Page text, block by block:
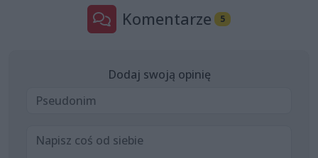
Komentarze 5
Dodaj swoją opinię